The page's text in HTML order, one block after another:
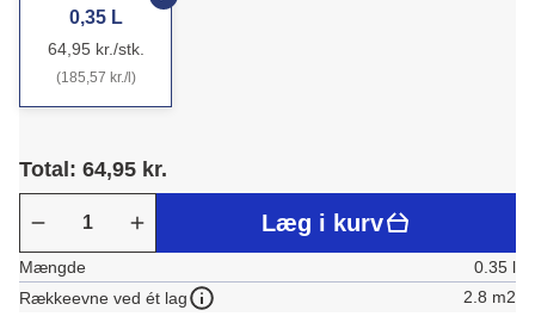
0,35 L
64,95 kr./stk.
(185,57 kr./l)
Total: 64,95 kr.
Læg i kurv
Mængde
0.35 l
Rækkeevne ved ét lag
2.8 m2